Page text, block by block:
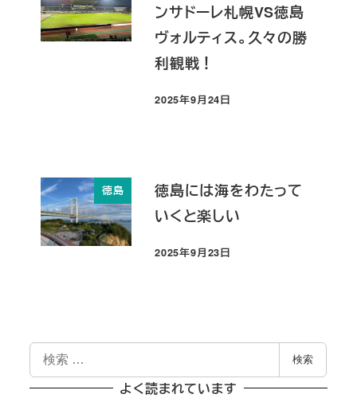
ンサドーレ札幌VS徳島
ヴォルティス。久々の勝
利観戦！
投稿日
2025年9月24日
徳島
徳島には海をわたって
いくと楽しい
投稿日
2025年9月23日
検
索
検索
よく読まれています